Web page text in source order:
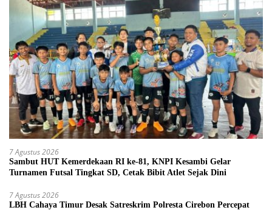
7 Agustus 2026
Sambut HUT Kemerdekaan RI ke-81, KNPI Kesambi Gelar
Turnamen Futsal Tingkat SD, Cetak Bibit Atlet Sejak Dini
7 Agustus 2026
LBH Cahaya Timur Desak Satreskrim Polresta Cirebon Percepat